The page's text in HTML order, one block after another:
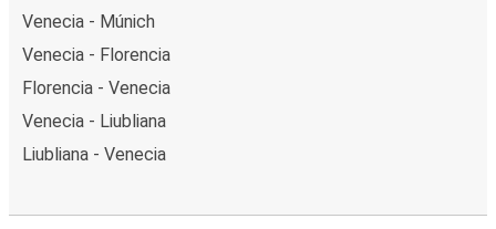
Venecia - Múnich
Venecia - Florencia
Florencia - Venecia
Venecia - Liubliana
Liubliana - Venecia